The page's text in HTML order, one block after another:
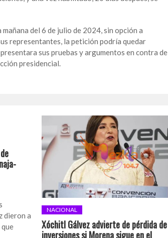
del 6 de julio de 2024, sin opción a
representantes, la petición podría quedar
sus pruebas y argumentos en contra de
presidencial.
dieron a
NACIONAL
Xóchitl Gálvez advierte de pérdida de
inversiones si Morena sigue en el